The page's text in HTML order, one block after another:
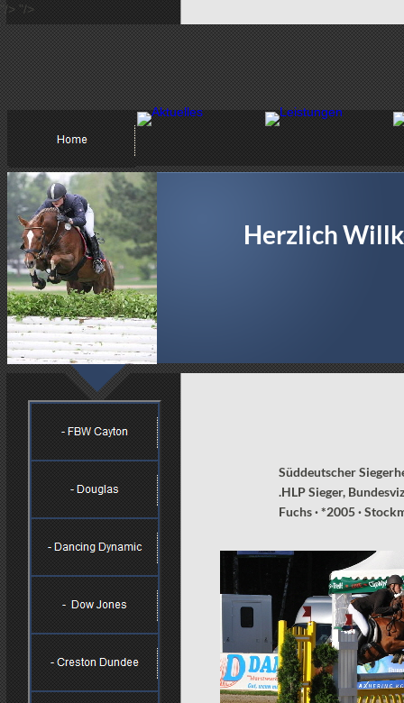
"/> "/>
Süddeutscher
.HLP Sieger,
Fuchs · *2005 ·
Herzlich